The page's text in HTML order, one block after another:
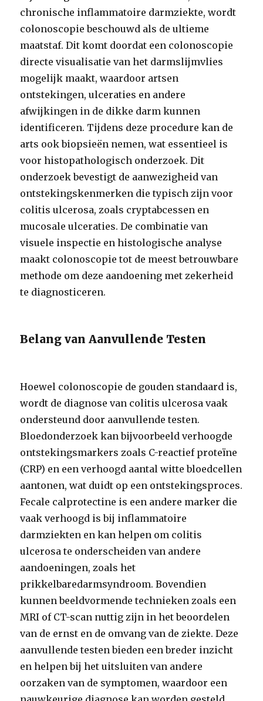
chronische inflammatoire darmziekte, wordt
colonoscopie beschouwd als de ultieme
maatstaf. Dit komt doordat een colonoscopie
directe visualisatie van het darmslijmvlies
mogelijk maakt, waardoor artsen
ontstekingen, ulceraties en andere
afwijkingen in de dikke darm kunnen
identificeren. Tijdens deze procedure kan de
arts ook biopsieën nemen, wat essentieel is
voor histopathologisch onderzoek. Dit
onderzoek bevestigt de aanwezigheid van
ontstekingskenmerken die typisch zijn voor
colitis ulcerosa, zoals cryptabcessen en
mucosale ulceraties. De combinatie van
visuele inspectie en histologische analyse
maakt colonoscopie tot de meest betrouwbare
methode om deze aandoening met zekerheid
te diagnosticeren.
Belang van Aanvullende Testen
Hoewel colonoscopie de gouden standaard is,
wordt de diagnose van colitis ulcerosa vaak
ondersteund door aanvullende testen.
Bloedonderzoek kan bijvoorbeeld verhoogde
ontstekingsmarkers zoals C-reactief proteïne
(CRP) en een verhoogd aantal witte bloedcellen
aantonen, wat duidt op een ontstekingsproces.
Fecale calprotectine is een andere marker die
vaak verhoogd is bij inflammatoire
darmziekten en kan helpen om colitis
ulcerosa te onderscheiden van andere
aandoeningen, zoals het
prikkelbaredarmsyndroom. Bovendien
kunnen beeldvormende technieken zoals een
MRI of CT-scan nuttig zijn in het beoordelen
van de ernst en de omvang van de ziekte. Deze
aanvullende testen bieden een breder inzicht
en helpen bij het uitsluiten van andere
oorzaken van de symptomen, waardoor een